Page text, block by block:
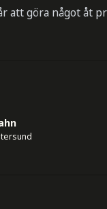
att göra något åt